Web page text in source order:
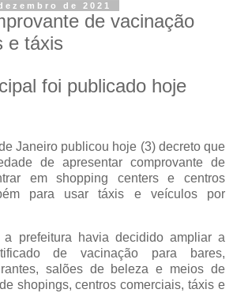
de 2021
de vacinação
e táxis
foi publicado hoje
Janeiro publicou hoje (3) decreto que
de apresentar comprovante de
em shopping centers e centros
para usar táxis e veículos por
a prefeitura havia decidido ampliar a
de vacinação para bares,
salões de beleza e meios de
shopings, centros comerciais, táxis e